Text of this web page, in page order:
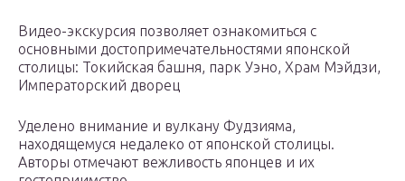
Видео-экскурсия позволяет ознакомиться с
основными достопримечательностями японской
столицы: Токийская башня, парк Уэно, Храм Мэйдзи,
Императорский дворец
Уделено внимание и вулкану Фудзияма,
находящемуся недалеко от японской столицы.
Авторы отмечают вежливость японцев и их